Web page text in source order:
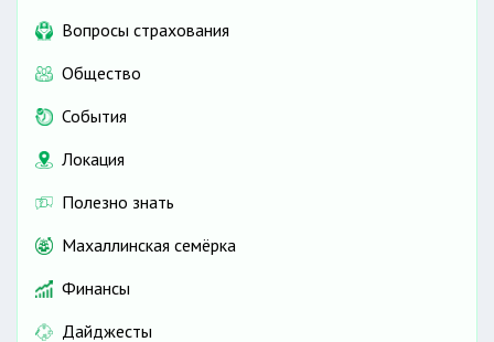
Вопросы страхования
Общество
События
Локация
Полезно знать
Махаллинская семёрка
Финансы
Дайджесты